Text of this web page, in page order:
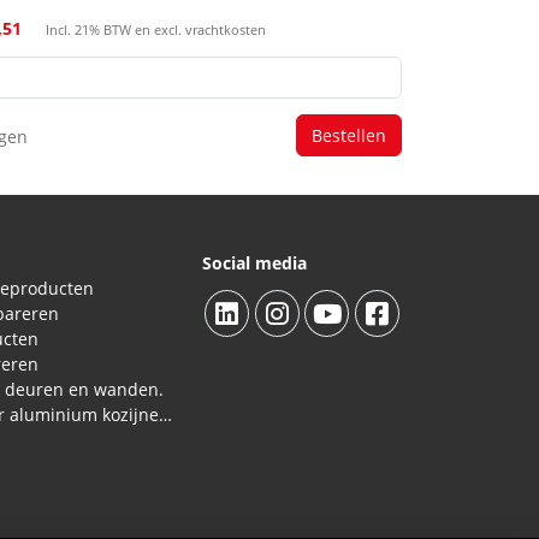
Incl. 21% BTW en excl. vrachtkosten
en wanden.
Reparatieproducten voor aluminium kozijnen, profielen
Social media